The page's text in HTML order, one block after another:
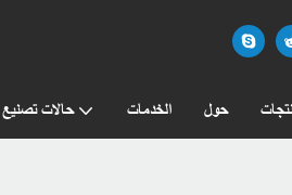
حالات الخدمات حول